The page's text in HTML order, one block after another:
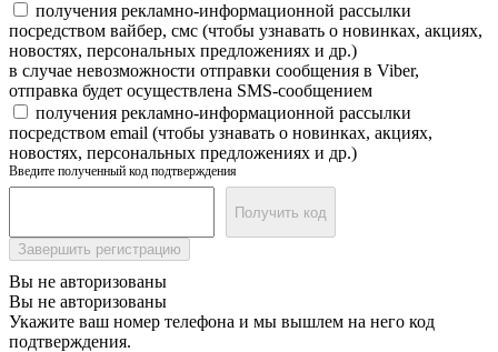
получения рекламно-информационной рассылки
посредством вайбер, смс (чтобы узнавать о новинках, акциях,
новостях, персональных предложениях и др.)
в случае невозможности отправки сообщения в Viber,
отправка будет осуществлена SMS-сообщением
получения рекламно-информационной рассылки
посредством email (чтобы узнавать о новинках, акциях,
новостях, персональных предложениях и др.)
Введите полученный код подтверждения
Получить код
Завершить регистрацию
Вы не авторизованы
Вы не авторизованы
Укажите ваш номер телефона и мы вышлем на него код
подтверждения.